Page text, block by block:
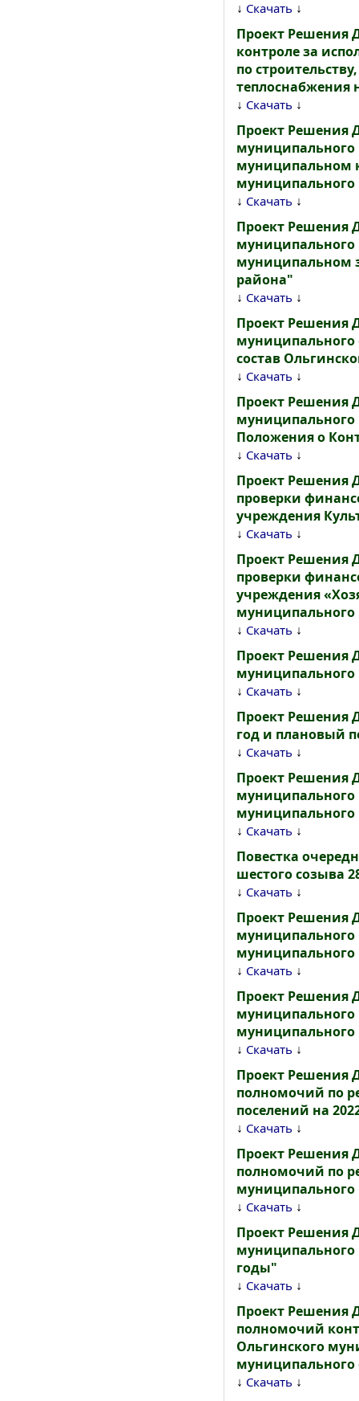
↓ Скачать ↓
Проект Решения
контроле за
по
теплоснабжения
↓ Скачать ↓
Проект Решения
муниципального
муниципальном
↓ Скачать ↓
Проект Решения
муниципального
муниципальном
района"
↓ Скачать ↓
Проект Решения
муниципального
состав
↓ Скачать ↓
Проект Решения
муниципального
Положения о
↓ Скачать ↓
Проект Решения
проверки
учреждения
↓ Скачать ↓
Проект Решения
проверки
учреждения
↓ Скачать ↓
Проект Решения
муниципального
↓ Скачать ↓
Проект Решения
год и плановый
↓ Скачать ↓
Проект Решения
муниципального
муниципального
↓ Скачать ↓
Повестка
шестого созыва
↓ Скачать ↓
Проект Решения
муниципального
муниципального
↓ Скачать ↓
Проект Решения
муниципального
муниципального
↓ Скачать ↓
Проект
полномочий по
поселений на
↓ Скачать ↓
Проект Решения
полномочий по
муниципального
↓ Скачать ↓
Проект Решения
муниципального
годы"
↓ Скачать ↓
Проект
полномочий
Ольгинского
муниципального
↓ Скачать ↓